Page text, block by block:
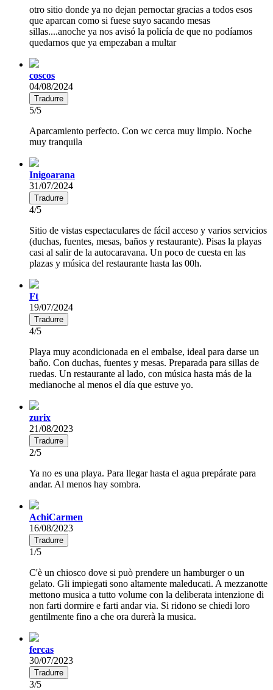
otro sitio donde ya no dejan pernoctar gracias a todos esos
que aparcan como si fuese suyo sacando mesas
sillas....anoche ya nos avisó la policía de que no podíamos
quedarnos que ya empezaban a multar
coscos
04/08/2024
Tradurre
5/5
Aparcamiento perfecto. Con wc cerca muy limpio. Noche
muy tranquila
Inigoarana
31/07/2024
Tradurre
4/5
Sitio de vistas espectaculares de fácil acceso y varios servicios
(duchas, fuentes, mesas, baños y restaurante). Pisas la playas
casi al salir de la autocaravana. Un poco de cuesta en las
plazas y música del restaurante hasta las 00h.
Ft
19/07/2024
Tradurre
4/5
Playa muy acondicionada en el embalse, ideal para darse un
baño. Con duchas, fuentes y mesas. Preparada para sillas de
ruedas. Un restaurante al lado, con música hasta más de la
medianoche al menos el día que estuve yo.
zurix
21/08/2023
Tradurre
2/5
Ya no es una playa. Para llegar hasta el agua prepárate para
andar. Al menos hay sombra.
AchiCarmen
16/08/2023
Tradurre
1/5
C'è un chiosco dove si può prendere un hamburger o un
gelato. Gli impiegati sono altamente maleducati. A mezzanotte
mettono musica a tutto volume con la deliberata intenzione di
non farti dormire e farti andar via. Si ridono se chiedi loro
gentilmente fino a che ora durerà la musica.
fercas
30/07/2023
Tradurre
3/5